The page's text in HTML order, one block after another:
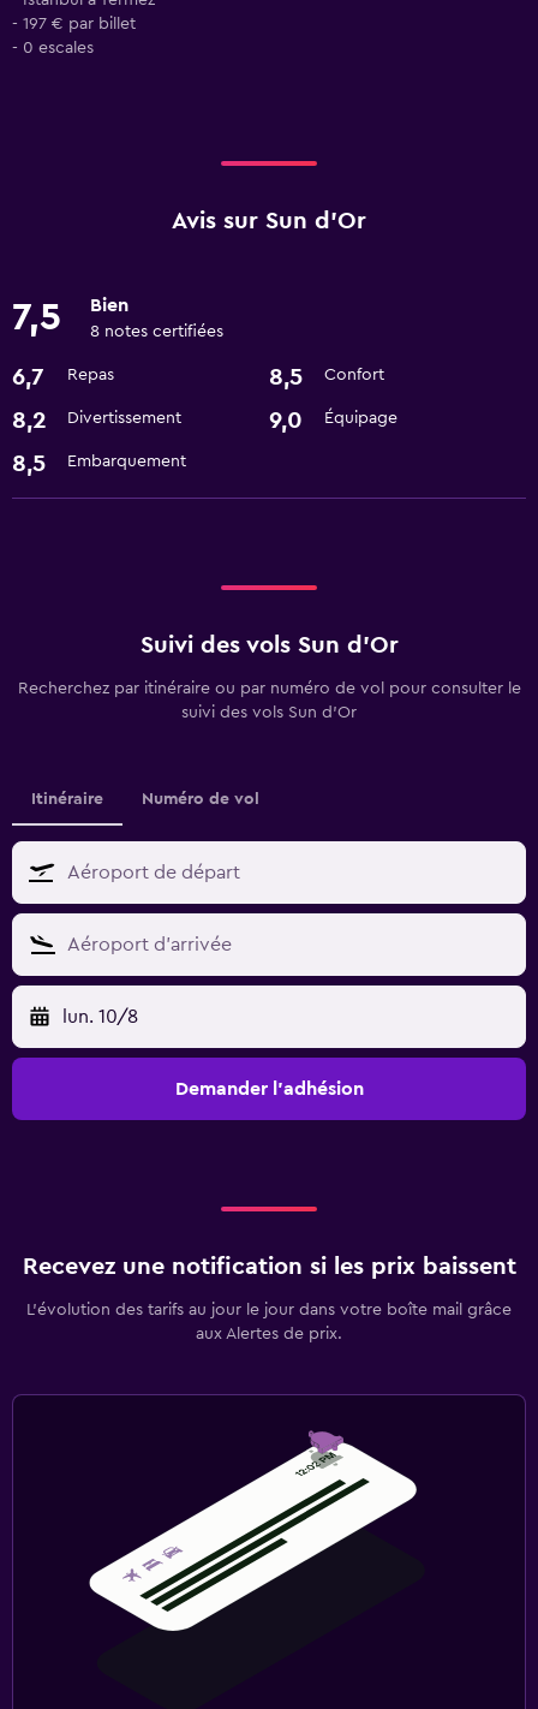
- 197 € par billet
- 0 escales
Avis sur Sun d'Or
7,5 Bien
8 notes certifiées
6,7 Repas 8,5 Confort
8,2 Divertissement 9,0 Équipage
8,5 Embarquement
Suivi des vols Sun d'Or
Recherchez par itinéraire ou par numéro de vol pour consulter le
suivi des vols Sun d'Or
Itinéraire Numéro de vol
lun. 10/8
Demander l’adhésion
Recevez une notification si les prix baissent
L’évolution des tarifs au jour le jour dans votre boîte mail grâce
aux Alertes de prix.